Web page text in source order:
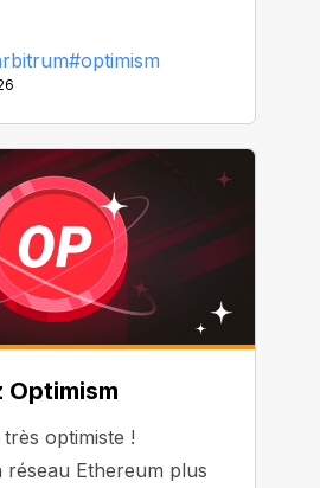
#optimism
Optimism
optimiste !
réseau Ethereum plus